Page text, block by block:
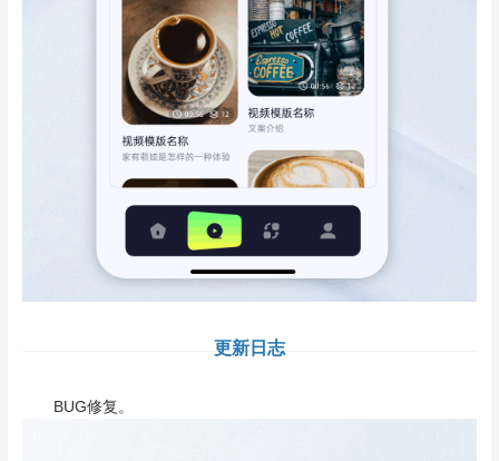
更新日志
BUG修复。